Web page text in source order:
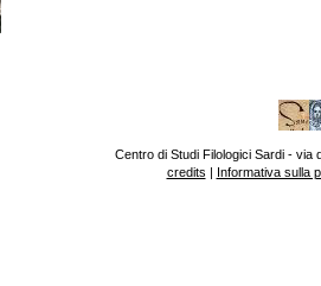
Centro di Studi Filologici Sardi - via
credits | Informativa sulla